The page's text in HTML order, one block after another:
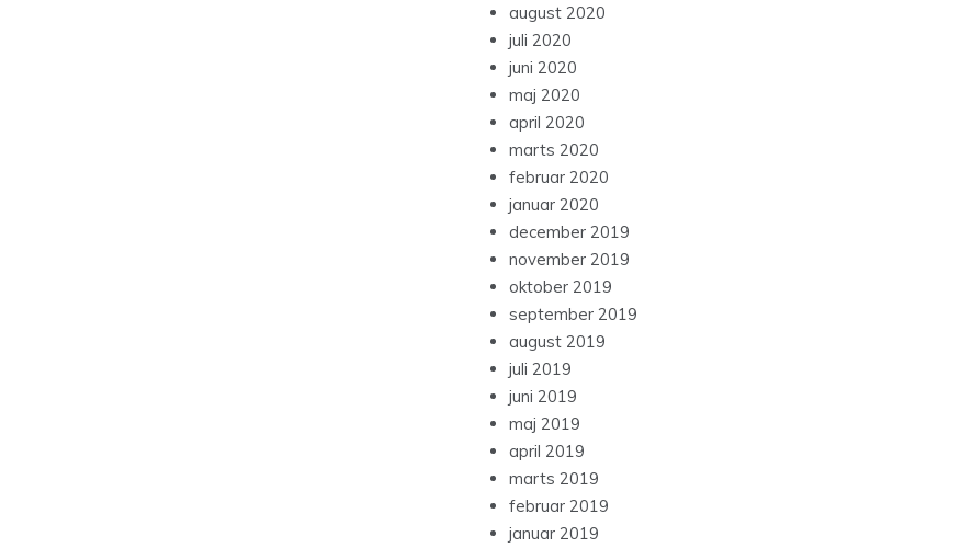
august 2020
juli 2020
juni 2020
maj 2020
april 2020
marts 2020
februar 2020
januar 2020
december 2019
november 2019
oktober 2019
september 2019
august 2019
juli 2019
juni 2019
maj 2019
april 2019
marts 2019
februar 2019
januar 2019